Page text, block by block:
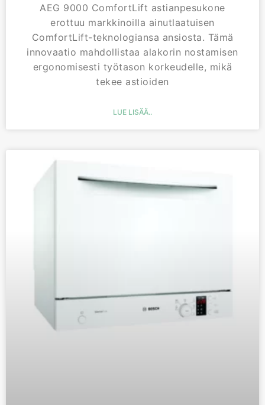
AEG 9000 ComfortLift astianpesukone
erottuu markkinoilla ainutlaatuisen
ComfortLift-teknologiansa ansiosta. Tämä
innovaatio mahdollistaa alakorin nostamisen
ergonomisesti työtason korkeudelle, mikä
tekee astioiden
LUE LISÄÄ..